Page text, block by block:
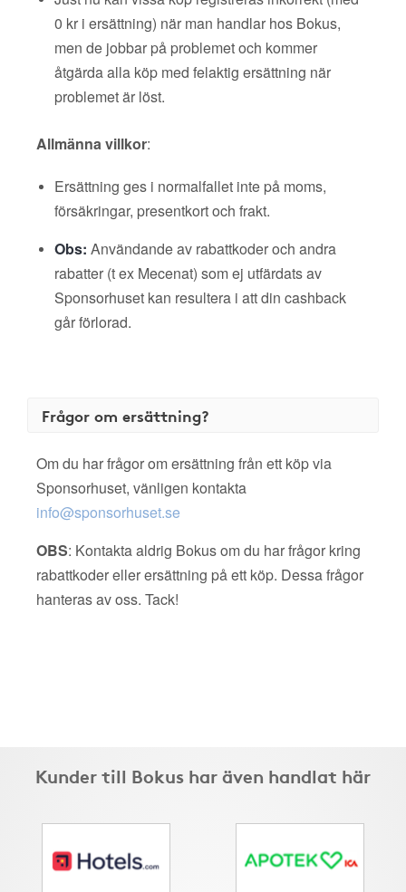
0 kr i ersättning) när man handlar hos Bokus,
men de jobbar på problemet och kommer
åtgärda alla köp med felaktig ersättning när
problemet är löst.
Allmänna villkor:
Ersättning ges i normalfallet inte på moms,
försäkringar, presentkort och frakt.
Obs: Användande av rabattkoder och andra
rabatter (t ex Mecenat) som ej utfärdats av
Sponsorhuset kan resultera i att din cashback
går förlorad.
Frågor om ersättning?
Om du har frågor om ersättning från ett köp via
Sponsorhuset, vänligen kontakta
info@sponsorhuset.se
OBS: Kontakta aldrig Bokus om du har frågor kring
rabattkoder eller ersättning på ett köp. Dessa frågor
hanteras av oss. Tack!
Kunder till Bokus har även handlat här